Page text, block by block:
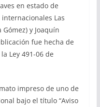
en estado de
Las
Gómez) y Joaquín
fue hecha de
Ley 491-06 de
impreso de uno de
bajo el título “Aviso